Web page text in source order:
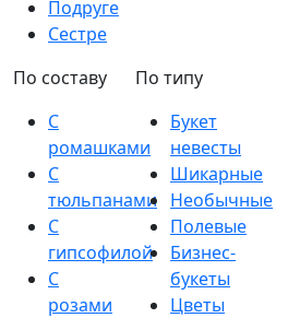
Подруге
Сестре
По составу
С
ромашками
С
тюльпанами
С
гипсофилой
С
розами
По типу
Букет
невесты
Шикарные
Необычные
Полевые
Бизнес-
букеты
Цветы